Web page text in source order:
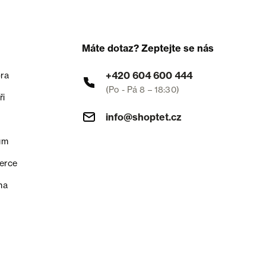
Máte dotaz? Zeptejte se nás
+420 604 600 444
(Po - Pá 8 – 18:30)
info@shoptet.cz